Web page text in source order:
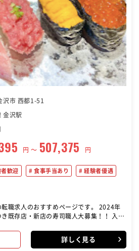
沢市 西都1-51
金沢駅
円 〜 507,375 円
歓迎 食事手当あり 経験者優遇
求人のおすすめページです。 2024年
既存店・新店の寿司職人大募集！！ 入社
す。 回転寿司で寿司職人と
。毎朝夕水揚げされるいきのいい魚介を1
詳しく見る